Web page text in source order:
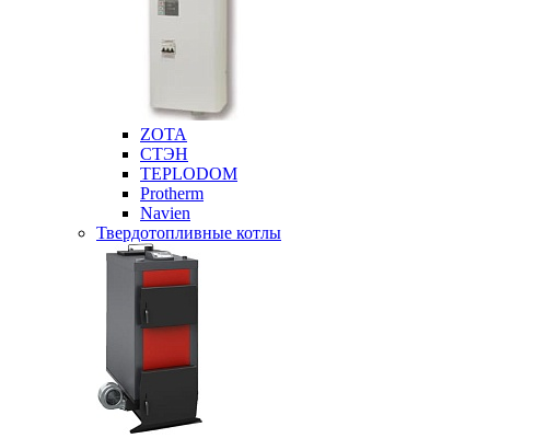
ZOTA
СТЭН
TEPLODOM
Protherm
Navien
Твердотопливные котлы